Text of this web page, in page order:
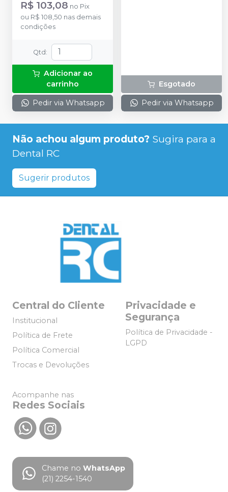
R$ 103,08 no Pix
ou R$ 108,50 nas demais
condições
Qtd :
Adicionar ao
carrinho
Pedir via Whatsapp
Esgotado
Pedir via Whatsapp
Não achou algum produto? Sugira para a
Dental RC
Sugerir produtos
Central do Cliente
Institucional
Política de Frete
Política Comercial
Trocas e Devoluções
Privacidade e
Segurança
Política de Privacidade -
LGPD
Acompanhe nas
Redes Sociais
Chame no WhatsApp
(21) 2254-1540